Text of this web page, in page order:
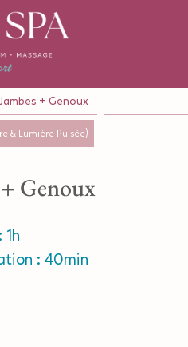
+ Genoux
Solo & Duo)
& Lumière Pulsée)
Genoux
: 40min